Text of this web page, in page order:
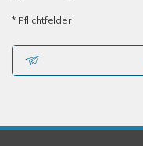
* Pflichtfelder